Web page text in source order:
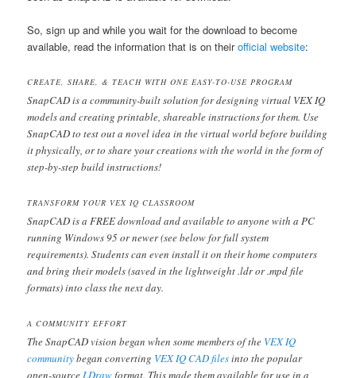
So, sign up and while you wait for the download to become
available, read the information that is on theirofficial website:
CREATE, SHARE, & TEACH WITH ONE EASY-TO-USE PROGRAM
SnapCAD is a community-built solution for designing virtual VEX IQ
models and creating printable, shareable instructions for them. Use
SnapCAD to test out a novel idea in the virtual world before building
it physically, or to share your creations with the world in the form of
step-by-step build instructions!
TRANSFORM YOUR VEX IQ CLASSROOM
SnapCAD is a FREE download and available to anyone with a PC
running Windows 95 or newer (see below for full system
requirements). Students can even install it on their home computers
and bring their models (saved in the lightweight .ldr or .mpd file
formats) into class the next day.
A COMMUNITY EFFORT
The SnapCAD vision began when some members of the VEX IQ
communitybegan converting VEX IQ CAD filesinto the popular
open-sourceLDrawformat. This made them available for use in a